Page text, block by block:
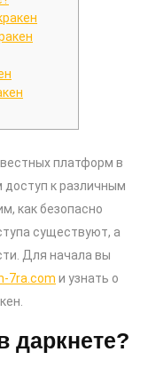
платформ в
доступ к различным
как безопасно
существуют, а
Для начала вы
7ra.com и узнать о
даркнете?